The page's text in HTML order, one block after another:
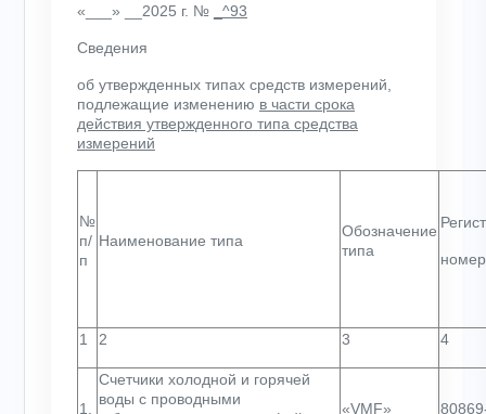
«___» __2025 г. №
_^93
Сведения
об утвержденных типах средств измерений,
подлежащие изменению в части срока
действия утвержденного типа средства
измерений
№
п/
п
Наименование типа
Обозначение
типа
номер
1 2 3 4
1.
Счетчики холодной и горячей
воды с проводными
«VMF»